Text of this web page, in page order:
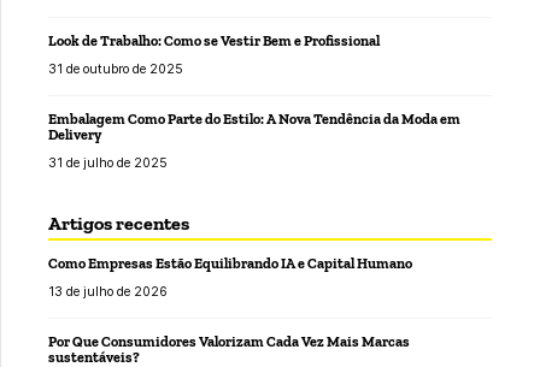
Look de Trabalho: Como se Vestir Bem e Profissional
31 de outubro de 2025
Embalagem Como Parte do Estilo: A Nova Tendência da Moda em
Delivery
31 de julho de 2025
Artigos recentes
Como Empresas Estão Equilibrando IA e Capital Humano
13 de julho de 2026
Por Que Consumidores Valorizam Cada Vez Mais Marcas
sustentáveis?